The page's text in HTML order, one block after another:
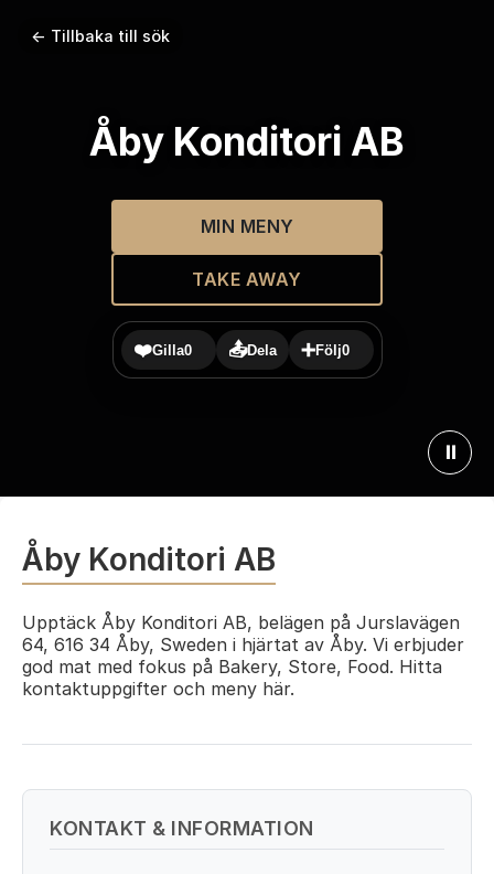
← Tillbaka till sök
Åby Konditori AB
MIN MENY
TAKE AWAY
❤️Gilla0 📤Dela ➕Följ0
⏸
Åby Konditori AB
Upptäck Åby Konditori AB, belägen på Jurslavägen
64, 616 34 Åby, Sweden i hjärtat av Åby. Vi erbjuder
god mat med fokus på Bakery, Store, Food. Hitta
kontaktuppgifter och meny här.
KONTAKT & INFORMATION